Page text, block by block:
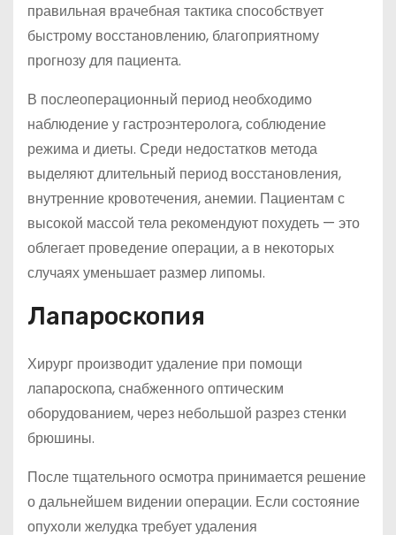
правильная врачебная тактика способствует
быстрому восстановлению, благоприятному
прогнозу для пациента.
В послеоперационный период необходимо
наблюдение у гастроэнтеролога, соблюдение
режима и диеты. Среди недостатков метода
выделяют длительный период восстановления,
внутренние кровотечения, анемии. Пациентам с
высокой массой тела рекомендуют похудеть — это
облегает проведение операции, а в некоторых
случаях уменьшает размер липомы.
Лапароскопия
Хирург производит удаление при помощи
лапароскопа, снабженного оптическим
оборудованием, через небольшой разрез стенки
брюшины.
После тщательного осмотра принимается решение
о дальнейшем видении операции. Если состояние
опухоли желудка требует удаления